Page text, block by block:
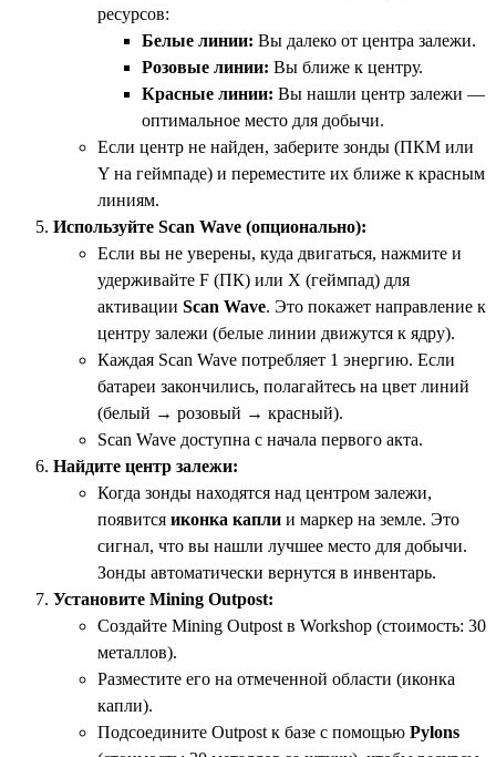
ресурсов:
Белые линии: Вы далеко от центра залежи.
Розовые линии: Вы ближе к центру.
Красные линии: Вы нашли центр залежи —
оптимальное место для добычи.
Если центр не найден, заберите зонды (ПКМ или
Y на геймпаде) и переместите их ближе к красным
линиям.
Используйте Scan Wave (опционально):
Если вы не уверены, куда двигаться, нажмите и
удерживайте F (ПК) или X (геймпад) для
активации Scan Wave. Это покажет направление к
центру залежи (белые линии движутся к ядру).
Каждая Scan Wave потребляет 1 энергию. Если
батареи закончились, полагайтесь на цвет линий
(белый → розовый → красный).
Scan Wave доступна с начала первого акта.
Найдите центр залежи:
Когда зонды находятся над центром залежи,
появится иконка капли и маркер на земле. Это
сигнал, что вы нашли лучшее место для добычи.
Зонды автоматически вернутся в инвентарь.
Установите Mining Outpost:
Создайте Mining Outpost в Workshop (стоимость: 30
металлов).
Разместите его на отмеченной области (иконка
капли).
Подсоедините Outpost к базе с помощью Pylons